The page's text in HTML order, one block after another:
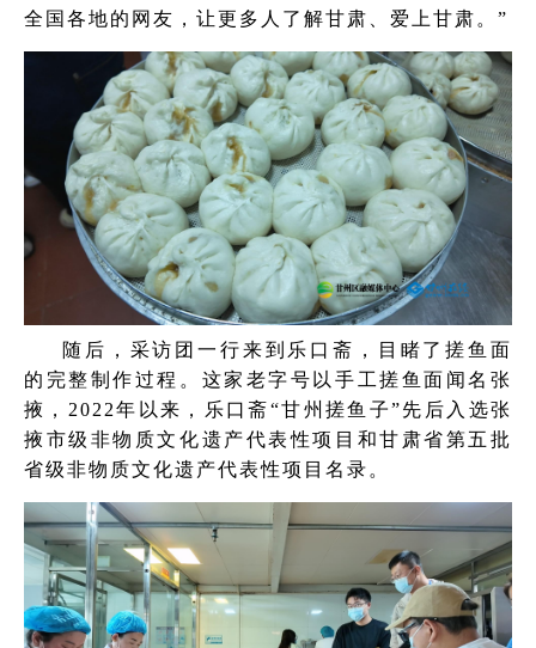
全国各地的网友，让更多人了解甘肃、爱上甘肃。”
随后，采访团一行来到乐口斋，目睹了搓鱼面
的完整制作过程。这家老字号以手工搓鱼面闻名张
掖，2022年以来，乐口斋“甘州搓鱼子”先后入选张
掖市级非物质文化遗产代表性项目和甘肃省第五批
省级非物质文化遗产代表性项目名录。